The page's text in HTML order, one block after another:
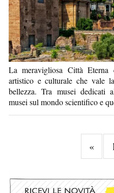
La meravigliosa Città Eterna
artistico e culturale che vale
bellezza. Tra musei dedicati
musei sul mondo scientifico e
«